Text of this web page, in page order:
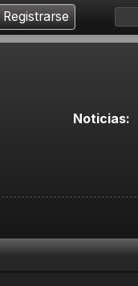
Registrarse
Noticias: